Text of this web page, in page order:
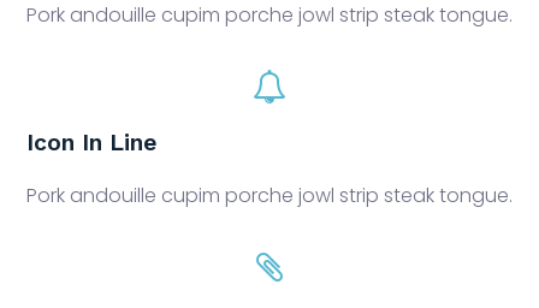
Pork andouille cupim porche jowl strip steak tongue.
Icon In Line
Pork andouille cupim porche jowl strip steak tongue.